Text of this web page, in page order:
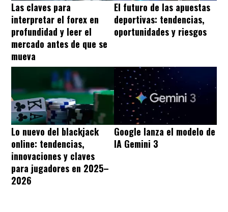
Las claves para
interpretar el forex en
profundidad y leer el
mercado antes de que se
mueva
El futuro de las apuestas
deportivas: tendencias,
oportunidades y riesgos
Lo nuevo del blackjack
online: tendencias,
innovaciones y claves
para jugadores en 2025–
2026
Google lanza el modelo de
IA Gemini 3